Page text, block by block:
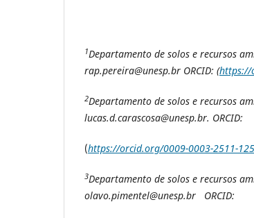
1Departamento de solos e recursos
rap.pereira@unesp.br ORCID: (https://
2Departamento de solos e recursos
lucas.d.carascosa@unesp.br. ORCID:
(https://orcid.org/0009-0003-2511-
3Departamento de solos e recursos
olavo.pimentel@unesp.br ORCID: